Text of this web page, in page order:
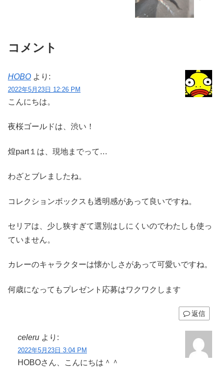
コメント
HOBO より:
2022年5月23日 12:26 PM
こんにちは。
夜桜ゴールドは、渋い！
煌part１は、現地までって…
わざとブレましたね。
コレクションボックスも透明感があって良いですね。
セリアは、少し狭すぎて選別はしにくいのでわたしも使っ
ていません。
カレーのキャラクターは懐かしさがあって可愛いですね。
何歳になってもプレゼント応募はワクワクします
返信
celeru より:
2022年5月23日 3:04 PM
HOBOさん、こんにちは＾＾